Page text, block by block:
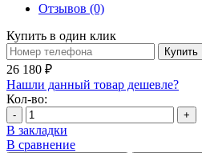
Отзывов (0)
Купить в один клик
Купить
26 180 ₽
Нашли данный товар дешевле?
Кол-во:
- +
В закладки
В сравнение